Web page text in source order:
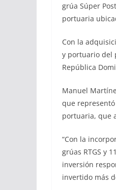
grúa Súper
portuaria
Con la
y portuario del
República
Manuel
que
portuaria, que
“Con la
grúas RTGS y
inversión
invertido más